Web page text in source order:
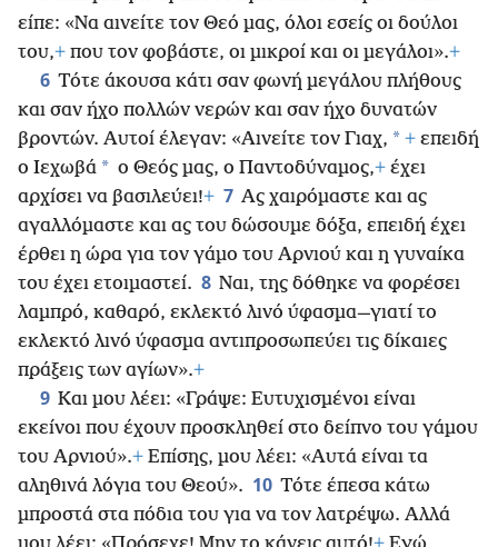
είπε: «Να αινείτε τον Θεό μας, όλοι εσείς οι δούλοι
του,+ που τον φοβάστε, οι μικροί και οι μεγάλοι».+
6 Τότε άκουσα κάτι σαν φωνή μεγάλου πλήθους
και σαν ήχο πολλών νερών και σαν ήχο δυνατών
βροντών. Αυτοί έλεγαν: «Αινείτε τον Γιαχ, * + επειδή
ο Ιεχωβά * ο Θεός μας, ο Παντοδύναμος,+ έχει
αρχίσει να βασιλεύει!+ 7 Ας χαιρόμαστε και ας
αγαλλόμαστε και ας του δώσουμε δόξα, επειδή έχει
έρθει η ώρα για τον γάμο του Αρνιού και η γυναίκα
του έχει ετοιμαστεί. 8 Ναι, της δόθηκε να φορέσει
λαμπρό, καθαρό, εκλεκτό λινό ύφασμα—γιατί το
εκλεκτό λινό ύφασμα αντιπροσωπεύει τις δίκαιες
πράξεις των αγίων».+
9 Και μου λέει: «Γράψε: Ευτυχισμένοι είναι
εκείνοι που έχουν προσκληθεί στο δείπνο του γάμου
του Αρνιού».+ Επίσης, μου λέει: «Αυτά είναι τα
αληθινά λόγια του Θεού». 10 Τότε έπεσα κάτω
μπροστά στα πόδια του για να τον λατρέψω. Αλλά